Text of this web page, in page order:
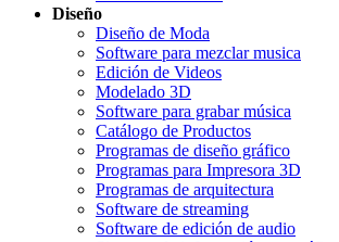
Diseño
Diseño de Moda
Software para mezclar musica
Edición de Videos
Modelado 3D
Software para grabar música
Catálogo de Productos
Programas de diseño gráfico
Programas para Impresora 3D
Programas de arquitectura
Software de streaming
Software de edición de audio